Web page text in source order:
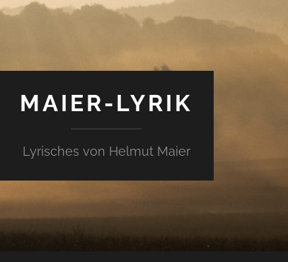
MAIER-LYRIK
Lyrisches von Helmut Maier